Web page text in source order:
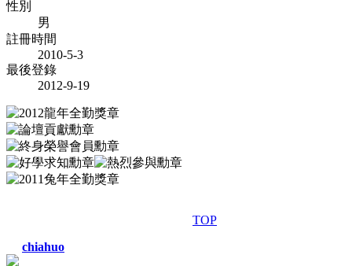
性別
男
註冊時間
2010-5-3
最後登錄
2012-9-19
TOP
chiahuo